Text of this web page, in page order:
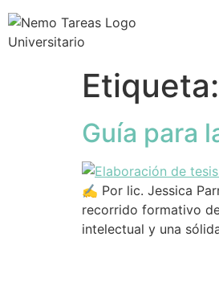
Etiqueta:
Guía para
✍️ Por lic. Jessica
recorrido formativo
intelectual y una